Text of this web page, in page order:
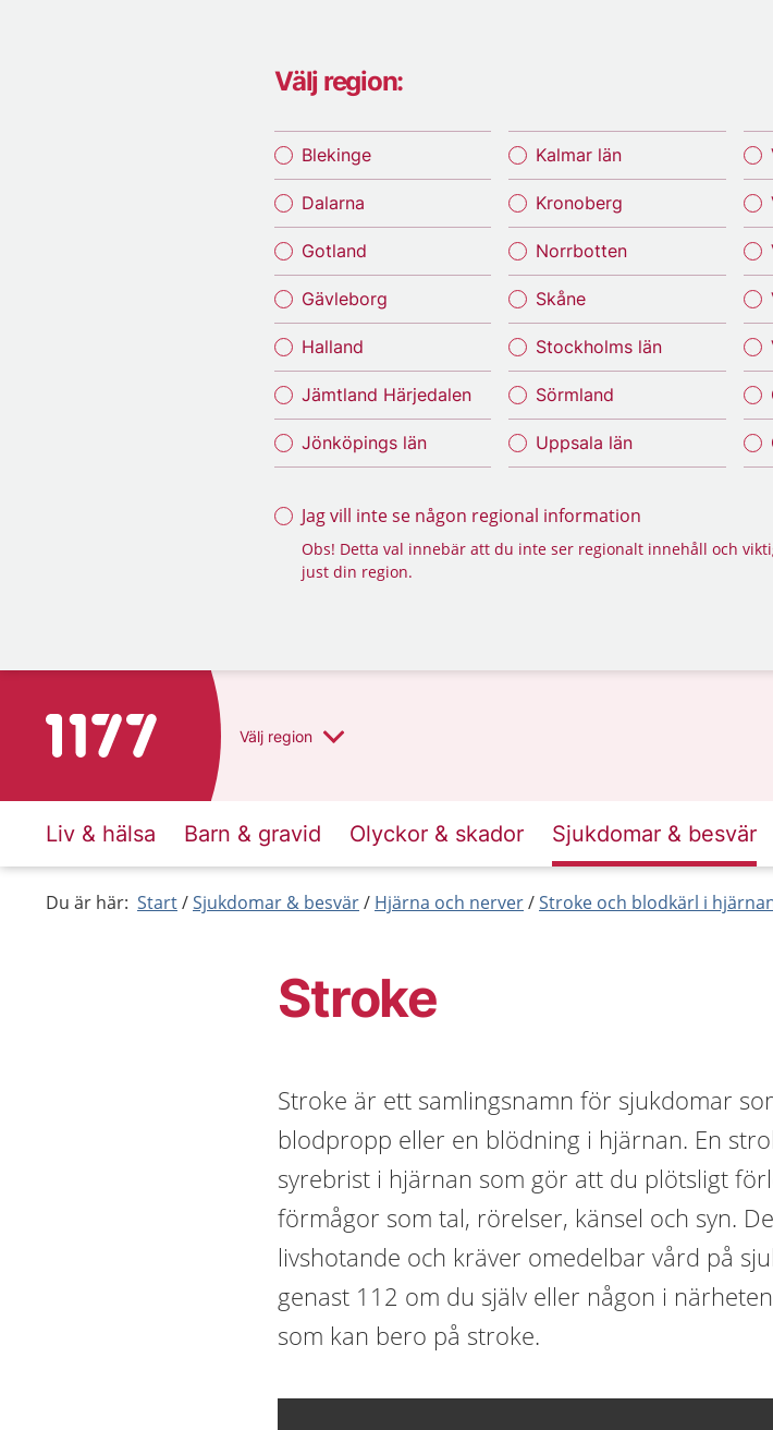
Välj region:
Blekinge
Dalarna
Gotland
Gävleborg
Halland
Jämtland Härjedalen
Jönköpings län
Kalmar län
Kronoberg
Norrbotten
Skåne
Stockholms län
Sörmland
Uppsala län
Jag vill inte se någon regional information
Obs! Detta val innebär att du inte ser regionalt innehåll och
just din region.
Till startsidan för 1177 Välj region
Liv & hälsa Barn & gravid Olyckor & skador Sjukdomar & besvär
Du är här: Start Sjukdomar & besvär Hjärna och nerver Stroke och blodkärl i
Stroke
Stroke är ett samlingsnamn för sjukdomar
blodpropp eller en blödning i hjärnan. En
syrebrist i hjärnan som gör att du plötsligt
förmågor som tal, rörelser, känsel och syn.
livshotande och kräver omedelbar vård på
genast 112 om du själv eller någon i
som kan bero på stroke.